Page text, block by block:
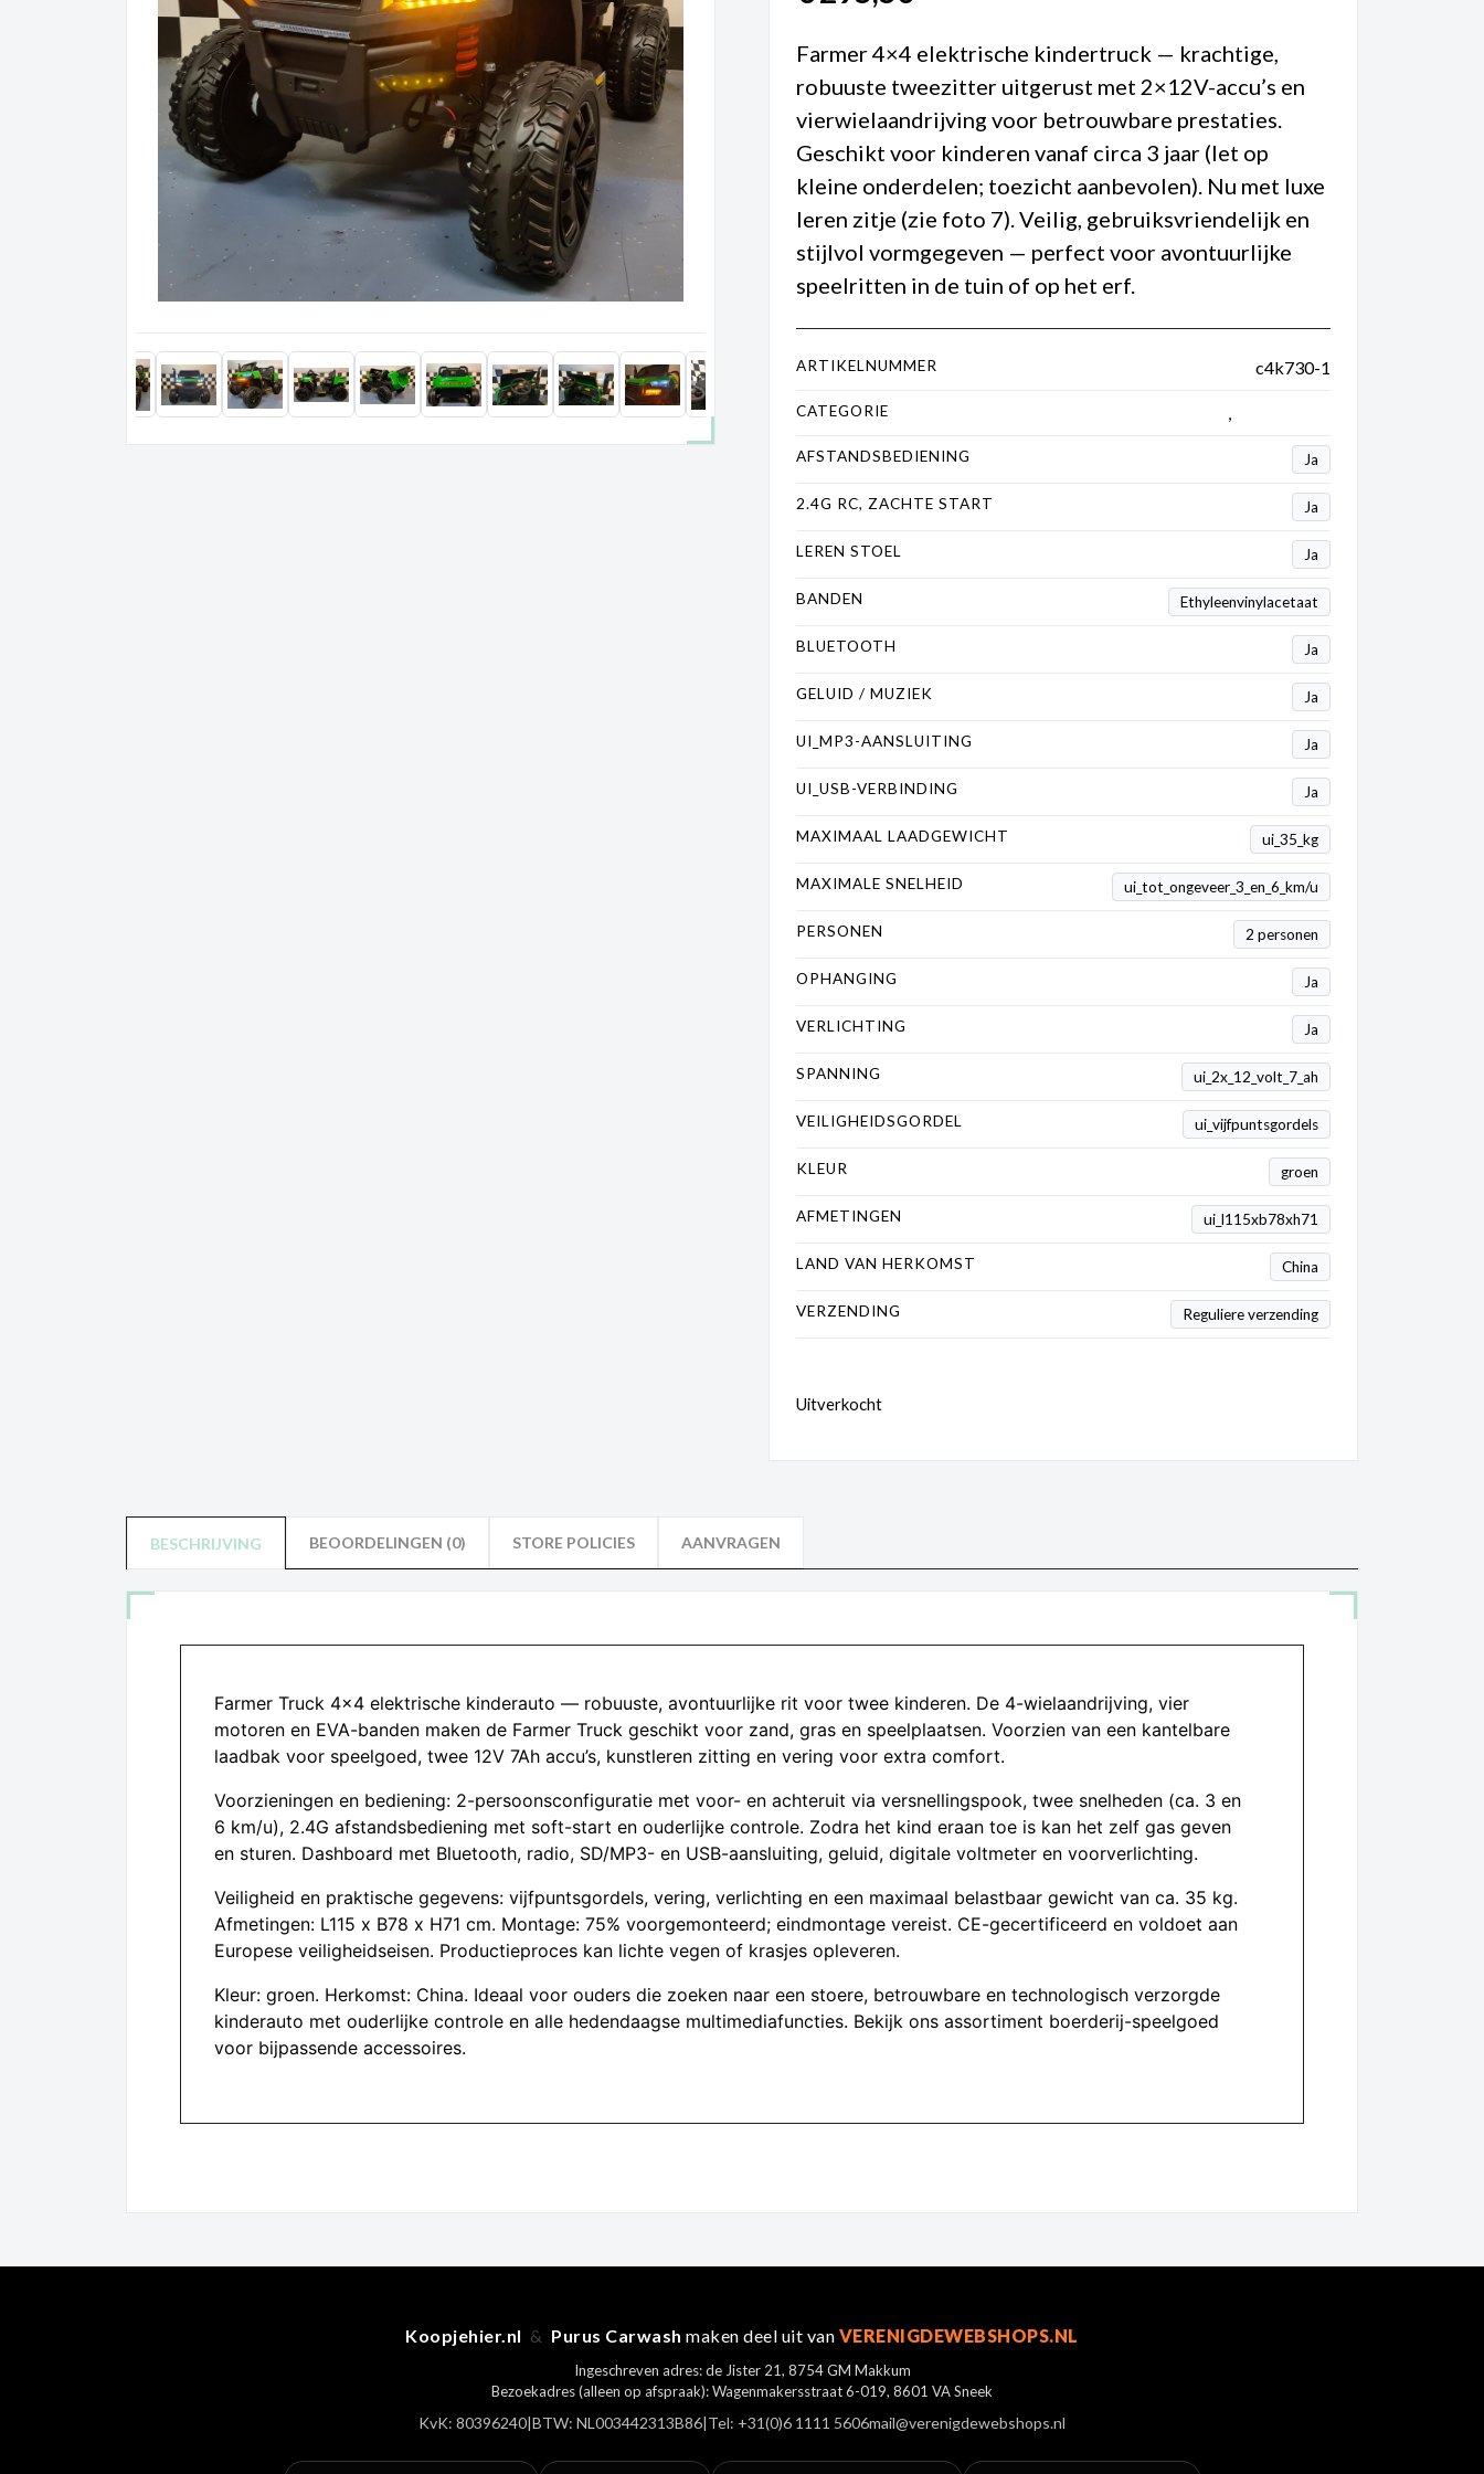
Farmer 4×4 elektrische kindertruck — krachtige,
robuuste tweezitter uitgerust met 2×12V-accu’s en
vierwielaandrijving voor betrouwbare prestaties.
Geschikt voor kinderen vanaf circa 3 jaar (let op
kleine onderdelen; toezicht aanbevolen). Nu met luxe
leren zitje (zie foto 7). Veilig, gebruiksvriendelijk en
stijlvol vormgegeven — perfect voor avontuurlijke
speelritten in de tuin of op het erf.
ARTIKELNUMMER c4k730-1
CATEGORIE ,
AFSTANDSBEDIENING Ja
2.4G RC, ZACHTE START Ja
LEREN STOEL Ja
BANDEN Ethyleenvinylacetaat
BLUETOOTH Ja
GELUID / MUZIEK Ja
UI_MP3-AANSLUITING Ja
UI_USB-VERBINDING Ja
MAXIMAAL LAADGEWICHT ui_35_kg
MAXIMALE SNELHEID ui_tot_ongeveer_3_en_6_km/u
PERSONEN 2 personen
OPHANGING Ja
VERLICHTING Ja
SPANNING ui_2x_12_volt_7_ah
VEILIGHEIDSGORDEL ui_vijfpuntsgordels
KLEUR groen
AFMETINGEN ui_l115xb78xh71
LAND VAN HERKOMST China
VERZENDING Reguliere verzending
Uitverkocht
BESCHRIJVING BEOORDELINGEN (0) STORE POLICIES AANVRAGEN
Farmer Truck 4×4 elektrische kinderauto — robuuste, avontuurlijke rit voor twee kinderen. De 4-wielaandrijving, vier
motoren en EVA-banden maken de Farmer Truck geschikt voor zand, gras en speelplaatsen. Voorzien van een kantelbare
laadbak voor speelgoed, twee 12V 7Ah accu’s, kunstleren zitting en vering voor extra comfort.
Voorzieningen en bediening: 2-persoonsconfiguratie met voor- en achteruit via versnellingspook, twee snelheden (ca. 3 en
6 km/u), 2.4G afstandsbediening met soft-start en ouderlijke controle. Zodra het kind eraan toe is kan het zelf gas geven
en sturen. Dashboard met Bluetooth, radio, SD/MP3- en USB-aansluiting, geluid, digitale voltmeter en voorverlichting.
Veiligheid en praktische gegevens: vijfpuntsgordels, vering, verlichting en een maximaal belastbaar gewicht van ca. 35 kg.
Afmetingen: L115 x B78 x H71 cm. Montage: 75% voorgemonteerd; eindmontage vereist. CE-gecertificeerd en voldoet aan
Europese veiligheidseisen. Productieproces kan lichte vegen of krasjes opleveren.
Kleur: groen. Herkomst: China. Ideaal voor ouders die zoeken naar een stoere, betrouwbare en technologisch verzorgde
kinderauto met ouderlijke controle en alle hedendaagse multimediafuncties. Bekijk ons assortiment boerderij-speelgoed
voor bijpassende accessoires.
Koopjehier.nl & Purus Carwash maken deel uit van VERENIGDEWEBSHOPS.NL
Ingeschreven adres: de Jister 21, 8754 GM Makkum
Bezoekadres (alleen op afspraak): Wagenmakersstraat 6-019, 8601 VA Sneek
KvK: 80396240|BTW: NL003442313B86|Tel: +31(0)6 1111 5606mail@verenigdewebshops.nl